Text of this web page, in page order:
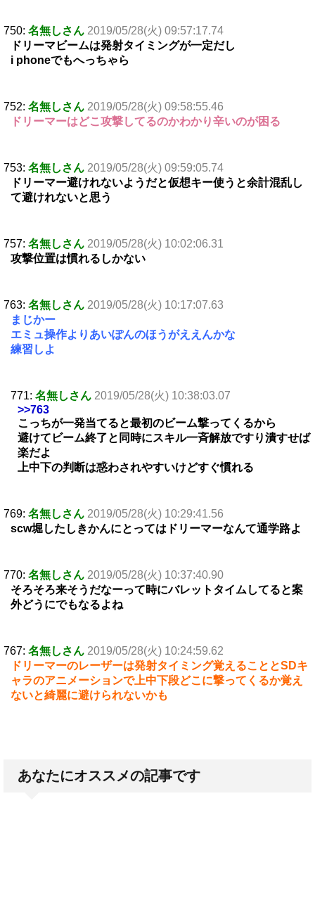
750: 名無しさん 2019/05/28(火) 09:57:17.74
ドリーマビームは発射タイミングが一定だし
i phoneでもへっちゃら
752: 名無しさん 2019/05/28(火) 09:58:55.46
ドリーマーはどこ攻撃してるのかわかり辛いのが困る
753: 名無しさん 2019/05/28(火) 09:59:05.74
ドリーマー避けれないようだと仮想キー使うと余計混乱し
て避けれないと思う
757: 名無しさん 2019/05/28(火) 10:02:06.31
攻撃位置は慣れるしかない
763: 名無しさん 2019/05/28(火) 10:17:07.63
まじかー
エミュ操作よりあいぽんのほうがええんかな
練習しよ
771: 名無しさん 2019/05/28(火) 10:38:03.07
>>763
こっちが一発当てると最初のビーム撃ってくるから
避けてビーム終了と同時にスキル一斉解放ですり潰すせば
楽だよ
上中下の判断は惑わされやすいけどすぐ慣れる
769: 名無しさん 2019/05/28(火) 10:29:41.56
scw堀したしきかんにとってはドリーマーなんて通学路よ
770: 名無しさん 2019/05/28(火) 10:37:40.90
そろそろ来そうだなーって時にバレットタイムしてると案
外どうにでもなるよね
767: 名無しさん 2019/05/28(火) 10:24:59.62
ドリーマーのレーザーは発射タイミング覚えることとSDキ
ャラのアニメーションで上中下段どこに撃ってくるか覚え
ないと綺麗に避けられないかも
あなたにオススメの記事です